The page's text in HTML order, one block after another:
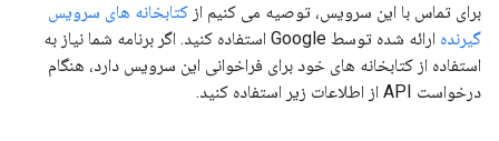
برای تماس با این سرویس، توصیه می کنیم از کتابخانه های سرویس
گیرنده
ارائه شده توسط Google استفاده کنید. اگر برنامه شما نیاز به
استفاده از کتابخانه های خود برای فراخوانی این سرویس دارد، هنگام
درخواست API از اطلاعات زیر استفاده کنید.